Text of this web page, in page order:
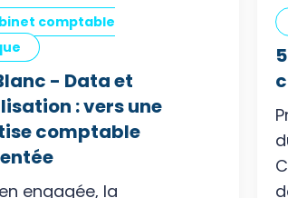
comptable
- Data et
: vers une
comptable
engagée, la